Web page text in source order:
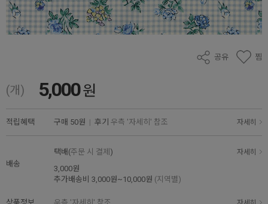
공유 찜
(개) 5,000원
적립혜택 구매 50원 | 후기 우측 '자세히' 참조 자세히
배송
택배(주문 시 결제 ) 자세히
3,000원
추가배송비 3,000원~10,000원 (지역별)